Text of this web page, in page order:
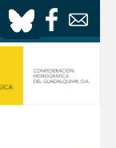
Contactar